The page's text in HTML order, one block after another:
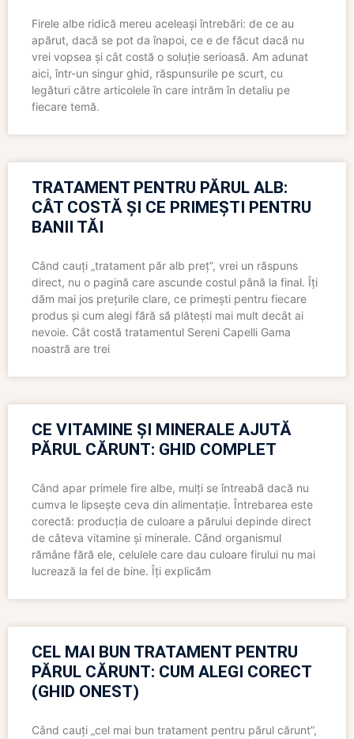
Firele albe ridică mereu aceleași întrebări: de ce au
apărut, dacă se pot da înapoi, ce e de făcut dacă nu
vrei vopsea și cât costă o soluție serioasă. Am adunat
aici, într-un singur ghid, răspunsurile pe scurt, cu
legături către articolele în care intrăm în detaliu pe
fiecare temă.
TRATAMENT PENTRU PĂRUL ALB:
CÂT COSTĂ ȘI CE PRIMEȘTI PENTRU
BANII TĂI
Când cauți „tratament păr alb preț”, vrei un răspuns
direct, nu o pagină care ascunde costul până la final. Îți
dăm mai jos prețurile clare, ce primești pentru fiecare
produs și cum alegi fără să plătești mai mult decât ai
nevoie. Cât costă tratamentul Sereni Capelli Gama
noastră are trei
CE VITAMINE ȘI MINERALE AJUTĂ
PĂRUL CĂRUNT: GHID COMPLET
Când apar primele fire albe, mulți se întreabă dacă nu
cumva le lipsește ceva din alimentație. Întrebarea este
corectă: producția de culoare a părului depinde direct
de câteva vitamine și minerale. Când organismul
rămâne fără ele, celulele care dau culoare firului nu mai
lucrează la fel de bine. Îți explicăm
CEL MAI BUN TRATAMENT PENTRU
PĂRUL CĂRUNT: CUM ALEGI CORECT
(GHID ONEST)
Când cauți „cel mai bun tratament pentru părul cărunt”,